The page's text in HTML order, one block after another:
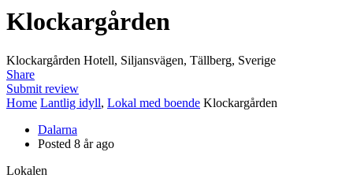
Klockargården
Klockargården Hotell, Siljansvägen, Tällberg, Sverige
Share
Submit review
Home Lantlig idyll, Lokal med boende Klockargården
Dalarna
Posted 8 år ago
Lokalen